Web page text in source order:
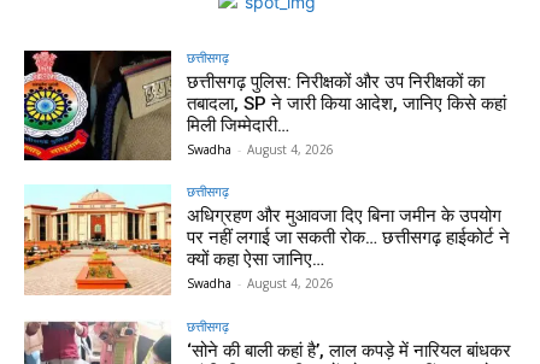
छत्तीसगढ़
छत्तीसगढ़ पुलिस: निरीक्षकों और उप निरीक्षकों का
तबादला, SP ने जारी किया आदेश, जानिए किसे कहां
मिली जिम्मेदारी…
Swadha - August 4, 2026
छत्तीसगढ़
अधिग्रहण और मुआवजा दिए बिना जमीन के उपयोग
पर नहीं लगाई जा सकती रोक… छत्तीसगढ़ हाईकोर्ट ने
क्यों कहा ऐसा जानिए…
Swadha - August 4, 2026
छत्तीसगढ़
‘सोने की बाली कहां है’, लाल कपड़े में नारियल बांधकर